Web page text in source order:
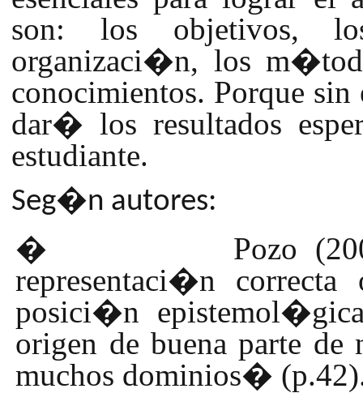
son: los objetivos,
organizaci�n, los
conocimientos. Porque sin
dar� los resultados
estudiante.
Seg�n autores:
�
Pozo
representaci�n
posici�n
origen de buena parte de
muchos dominios�